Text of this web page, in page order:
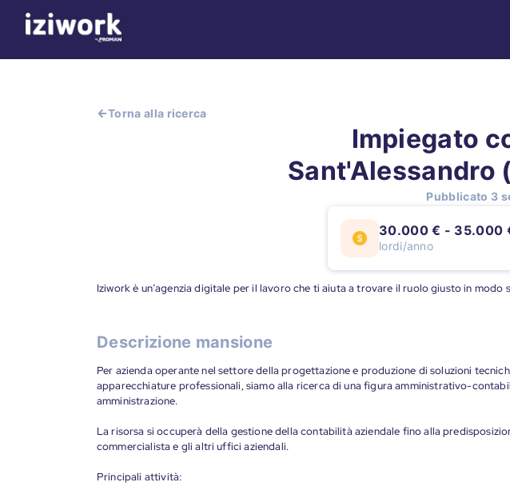
Torna alla ricerca
Impiegato
Sant'Alessandro
Pubblicato 3
30.000 € - 35.000
lordi/anno
Iziwork è un’agenzia digitale per il lavoro che ti aiuta a trovare il ruolo giusto in modo
Descrizione mansione
Per azienda operante nel settore della progettazione e produzione di soluzioni
apparecchiature professionali, siamo alla ricerca di una figura amministrativo-
amministrazione.
La risorsa si occuperà della gestione della contabilità aziendale fino alla
commercialista e gli altri uffici aziendali.
Principali attività: